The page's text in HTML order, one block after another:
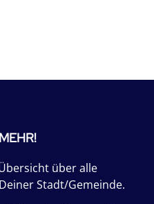
über alle
Stadt/Gemeinde.